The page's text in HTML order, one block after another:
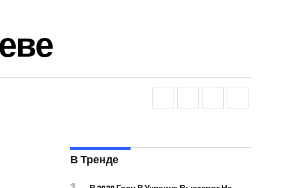
В Тренде